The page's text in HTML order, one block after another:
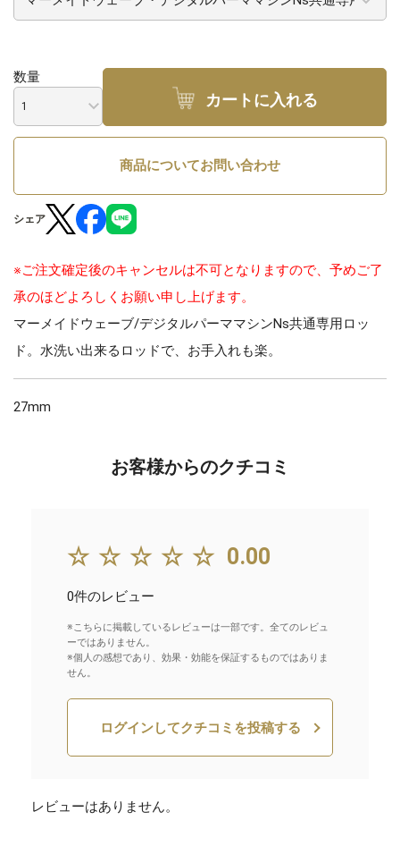
数量
カートに入れる
商品についてお問い合わせ
シェア
※ご注文確定後のキャンセルは不可となりますので、予めご了
承のほどよろしくお願い申し上げます。
マーメイドウェーブ/デジタルパーママシンNs共通専用ロッ
ド。水洗い出来るロッドで、お手入れも楽。
27mm
お客様からのクチコミ
☆☆☆☆☆ 0.00
0件のレビュー
※こちらに掲載しているレビューは一部です。全てのレビュ
ーではありません。
※個人の感想であり、効果・効能を保証するものではありま
せん。
ログインしてクチコミを投稿する
レビューはありません。